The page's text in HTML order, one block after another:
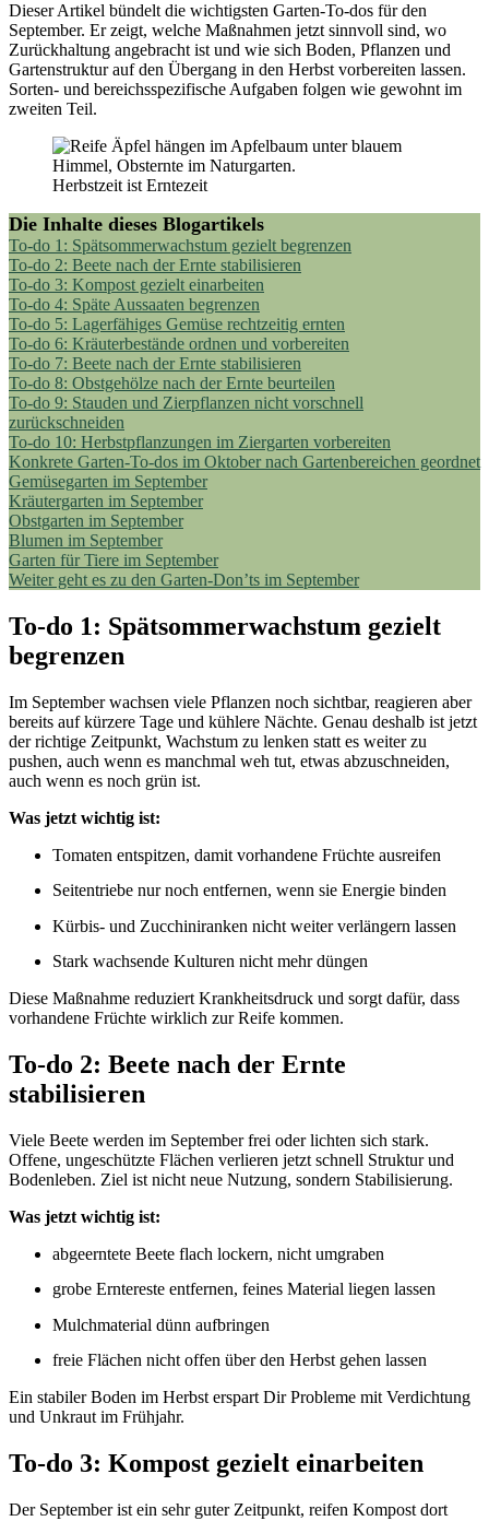
Dieser Artikel bündelt die wichtigsten Garten-To-dos für den
September. Er zeigt, welche Maßnahmen jetzt sinnvoll sind, wo
Zurückhaltung angebracht ist und wie sich Boden, Pflanzen und
Gartenstruktur auf den Übergang in den Herbst vorbereiten lassen.
Sorten- und bereichsspezifische Aufgaben folgen wie gewohnt im
zweiten Teil.
Herbstzeit ist Erntezeit
Die Inhalte dieses Blogartikels
To-do 1: Spätsommerwachstum gezielt begrenzen
To-do 2: Beete nach der Ernte stabilisieren
To-do 3: Kompost gezielt einarbeiten
To-do 4: Späte Aussaaten begrenzen
To-do 5: Lagerfähiges Gemüse rechtzeitig ernten
To-do 6: Kräuterbestände ordnen und vorbereiten
To-do 7: Beete nach der Ernte stabilisieren
To-do 8: Obstgehölze nach der Ernte beurteilen
To-do 9: Stauden und Zierpflanzen nicht vorschnell
zurückschneiden
To-do 10: Herbstpflanzungen im Ziergarten vorbereiten
Konkrete Garten-To-dos im Oktober nach Gartenbereichen geordnet
Gemüsegarten im September
Kräutergarten im September
Obstgarten im September
Blumen im September
Garten für Tiere im September
Weiter geht es zu den Garten-Don’ts im September
To-do 1: Spätsommerwachstum gezielt
begrenzen
Im September wachsen viele Pflanzen noch sichtbar, reagieren aber
bereits auf kürzere Tage und kühlere Nächte. Genau deshalb ist jetzt
der richtige Zeitpunkt, Wachstum zu lenken statt es weiter zu
pushen, auch wenn es manchmal weh tut, etwas abzuschneiden,
auch wenn es noch grün ist.
Was jetzt wichtig ist:
Tomaten entspitzen, damit vorhandene Früchte ausreifen
Seitentriebe nur noch entfernen, wenn sie Energie binden
Kürbis- und Zucchiniranken nicht weiter verlängern lassen
Stark wachsende Kulturen nicht mehr düngen
Diese Maßnahme reduziert Krankheitsdruck und sorgt dafür, dass
vorhandene Früchte wirklich zur Reife kommen.
To-do 2: Beete nach der Ernte
stabilisieren
Viele Beete werden im September frei oder lichten sich stark.
Offene, ungeschützte Flächen verlieren jetzt schnell Struktur und
Bodenleben. Ziel ist nicht neue Nutzung, sondern Stabilisierung.
Was jetzt wichtig ist:
abgeerntete Beete flach lockern, nicht umgraben
grobe Erntereste entfernen, feines Material liegen lassen
Mulchmaterial dünn aufbringen
freie Flächen nicht offen über den Herbst gehen lassen
Ein stabiler Boden im Herbst erspart Dir Probleme mit Verdichtung
und Unkraut im Frühjahr.
To-do 3: Kompost gezielt einarbeiten
Der September ist ein sehr guter Zeitpunkt, reifen Kompost dort